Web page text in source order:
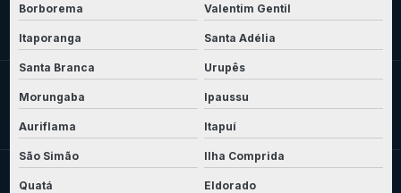
Borborema Valentim Gentil
Itaporanga Santa Adélia
Santa Branca Urupês
Morungaba Ipaussu
Auriflama Itapuí
São Simão Ilha Comprida
Quatá Eldorado